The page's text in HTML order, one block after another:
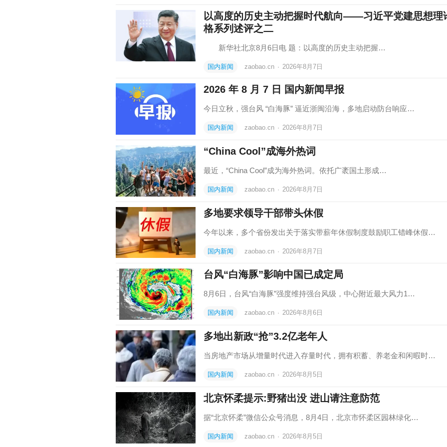
以高度的历史主动把握时代航向——习近平党建思想理
格系列述评之二
新华社北京8月6日电 题：以高度的历史主动把握…
国内新闻 zaobao.cn · 2026年8月7日
2026 年 8 月 7 日 国内新闻早报
今日立秋，强台风 “白海豚” 逼近浙闽沿海，多地启动防台响应…
国内新闻 zaobao.cn · 2026年8月7日
“China Cool”成海外热词
最近，“China Cool”成为海外热词。依托广袤国土形成…
国内新闻 zaobao.cn · 2026年8月7日
多地要求领导干部带头休假
今年以来，多个省份发出关于落实带薪年休假制度鼓励职工错峰休假…
国内新闻 zaobao.cn · 2026年8月7日
台风“白海豚”影响中国已成定局
8月6日，台风“白海豚”强度维持强台风级，中心附近最大风力1…
国内新闻 zaobao.cn · 2026年8月6日
多地出新政“抢”3.2亿老年人
当房地产市场从增量时代进入存量时代，拥有积蓄、养老金和闲暇时…
国内新闻 zaobao.cn · 2026年8月5日
北京怀柔提示:野猪出没 进山请注意防范
据“北京怀柔”微信公众号消息，8月4日，北京市怀柔区园林绿化…
国内新闻 zaobao.cn · 2026年8月5日